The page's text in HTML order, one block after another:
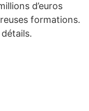
d’euros
formations.